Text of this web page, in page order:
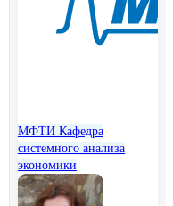
МФТИ Кафедра
системного анализа
экономики